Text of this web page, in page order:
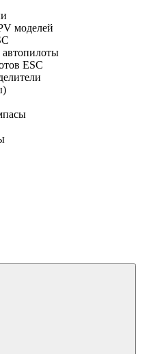
моделей
автопилоты
ESC